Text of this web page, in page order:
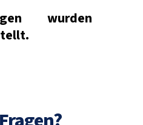
wurden